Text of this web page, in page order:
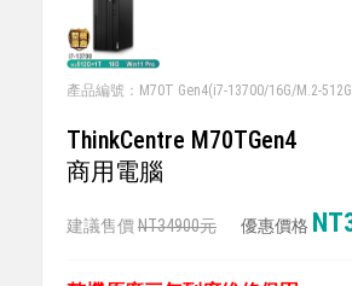
產品編號：M70T Gen4(i7-13700/16G/M.2-
ThinkCentre M70TGen4
商用電腦
建議售價 NT34900元 優惠價格